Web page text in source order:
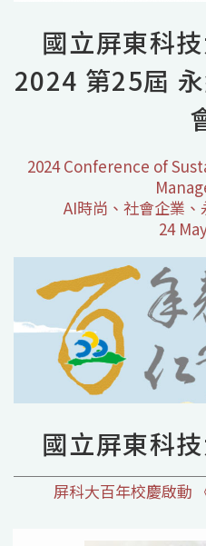
國立屏東科
2024 第25屆
2024 Conference of
AI時尚、社會企業
24
國立屏東科
屏科大百年校慶啟動